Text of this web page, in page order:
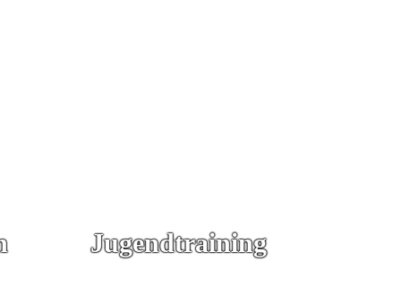
Jugendtraining